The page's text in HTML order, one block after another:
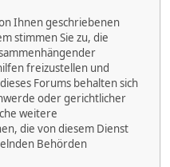
Ihnen geschriebenen
stimmen Sie zu, die
freizustellen und
Forums behalten sich
oder gerichtlicher
weitere
die von diesem Dienst
Behörden